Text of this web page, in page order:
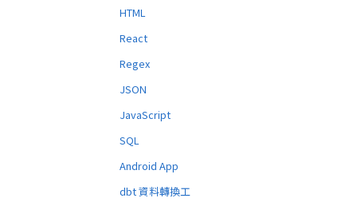
HTML
React
Regex
JSON
JavaScript
SQL
Android App
dbt 資料轉換工